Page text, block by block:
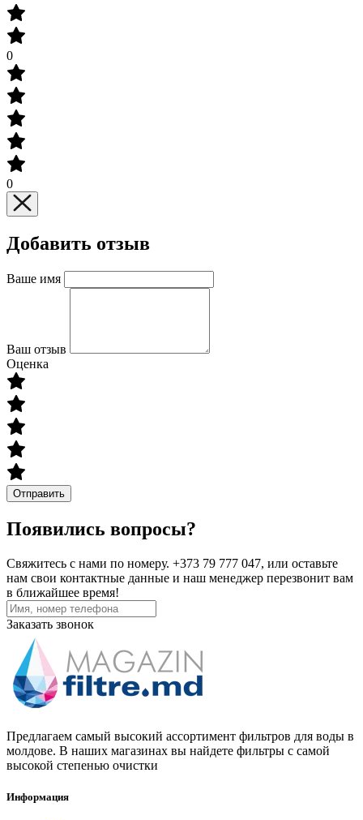
0
0
Добавить отзыв
Ваше имя
Ваш отзыв
Оценка
Отправить
Появились вопросы?
Свяжитесь с нами по номеру. +373 79 777 047, или оставьте
нам свои контактные данные и наш менеджер перезвонит вам
в ближайшее время!
Заказать звонок
Предлагаем самый высокий ассортимент фильтров для воды в
молдове. В наших магазинах вы найдете фильтры с самой
высокой степенью очистки
Информация